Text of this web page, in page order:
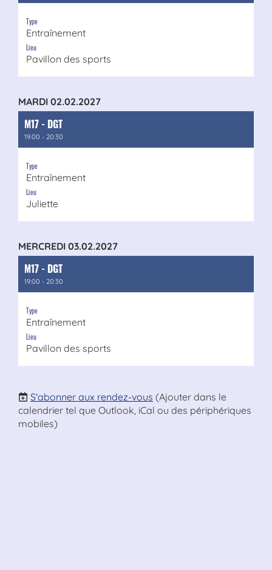
Type
Entraînement
Lieu
Pavillon des sports
MARDI 02.02.2027
M17 - DGT
19:00 - 20:30
Type
Entraînement
Lieu
Juliette
MERCREDI 03.02.2027
M17 - DGT
19:00 - 20:30
Type
Entraînement
Lieu
Pavillon des sports
S'abonner aux rendez-vous (Ajouter dans le
calendrier tel que Outlook, iCal ou des périphériques
mobiles)